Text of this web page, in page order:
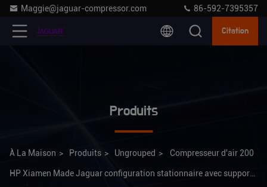
Maggie@jaguar-compressor.com 86-592-7395357
Citation
Produits
À La Maison > Produits > Ungrouped > Compresseur d'air 200
HP Xiamen Made Jaguar configuration stationnaire avec support